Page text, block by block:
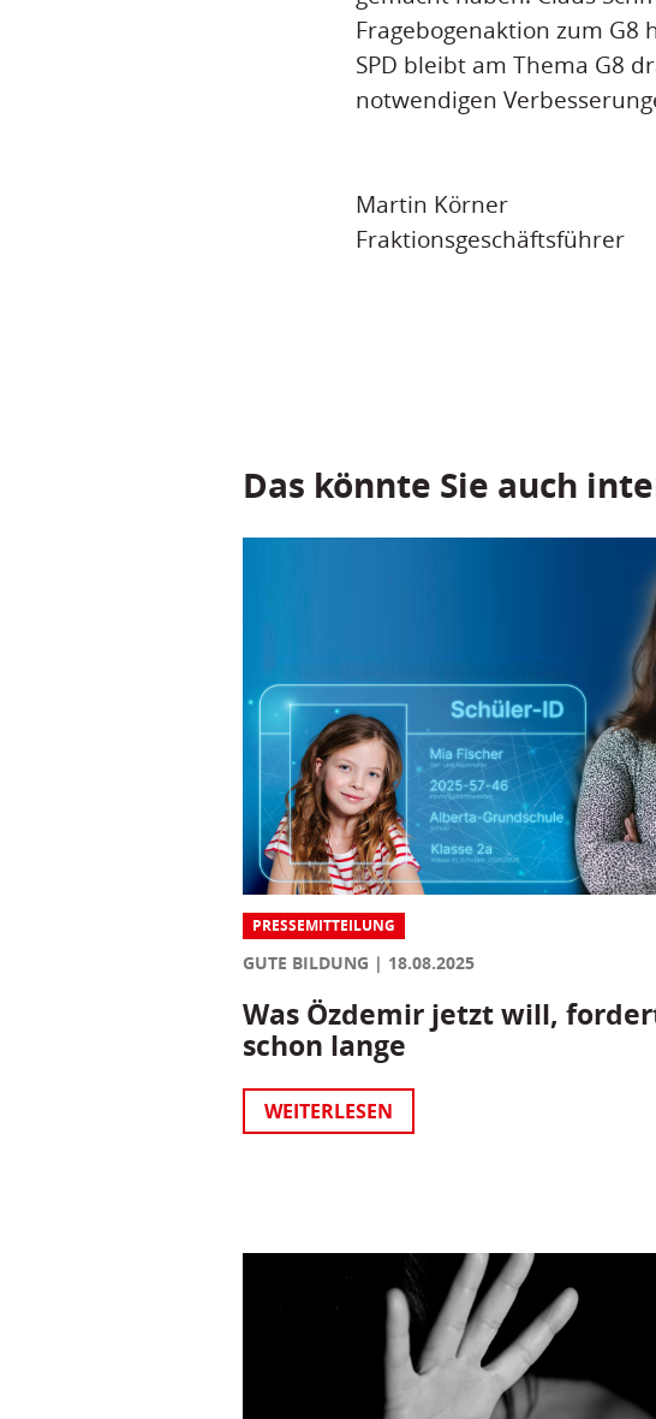
Fragebogenaktion zum
SPD bleibt am Thema G8
notwendigen
Martin Körner
Fraktionsgeschäftsführer
Das könnte Sie auch
PRESSEMITTEILUNG
GUTE BILDUNG 18.08.2025
Was Özdemir jetzt will,
schon lange
WEITERLESEN